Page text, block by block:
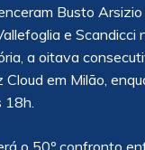
Busto
e
a oitava
em Milão,
18h.